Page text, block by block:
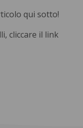
qui sotto!
cliccare il link